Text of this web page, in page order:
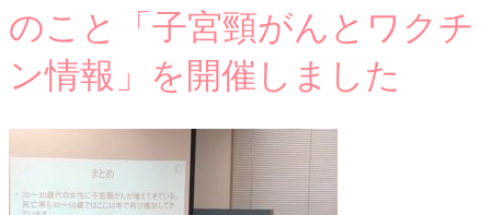
のこと「子宮頸がんとワクチ
ン情報」を開催しました